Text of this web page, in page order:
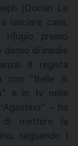
(Dorian Le
lasciare casa,
rifugio presso
denso di insidie
Il regista
con “Belle &
e in tv nelle
– ha
di mettere la
seguendo i